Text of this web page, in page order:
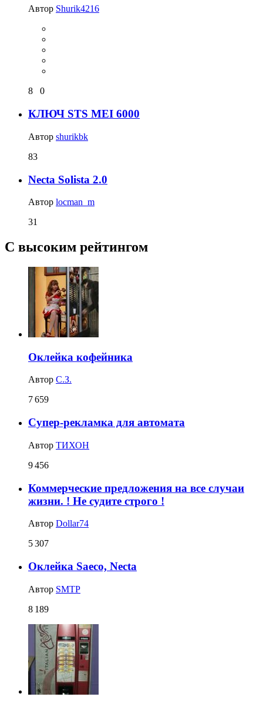
Автор Shurik4216
8 0
КЛЮЧ STS MEI 6000
Автор shurikbk
83
Necta Solista 2.0
Автор locman_m
31
С высоким рейтингом
Оклейка кофейника
Автор С.З.
7 659
Супер-рекламка для автомата
Автор ТИХОН
9 456
Коммерческие предложения на все случаи
жизни. ! Не судите строго !
Автор Dollar74
5 307
Оклейка Saeco, Necta
Автор SMTP
8 189